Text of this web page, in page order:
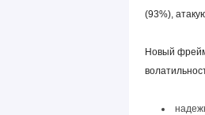
(93%),
Новый